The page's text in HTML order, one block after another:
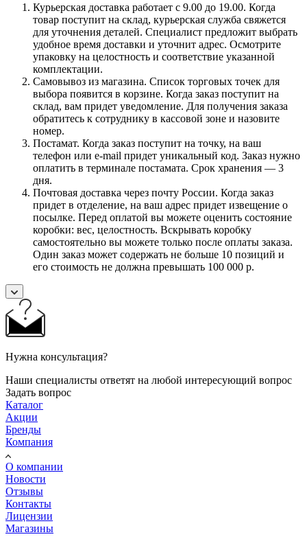
Курьерская доставка работает с 9.00 до 19.00. Когда
товар поступит на склад, курьерская служба свяжется
для уточнения деталей. Специалист предложит выбрать
удобное время доставки и уточнит адрес. Осмотрите
упаковку на целостность и соответствие указанной
комплектации.
Самовывоз из магазина. Список торговых точек для
выбора появится в корзине. Когда заказ поступит на
склад, вам придет уведомление. Для получения заказа
обратитесь к сотруднику в кассовой зоне и назовите
номер.
Постамат. Когда заказ поступит на точку, на ваш
телефон или e-mail придет уникальный код. Заказ нужно
оплатить в терминале постамата. Срок хранения — 3
дня.
Почтовая доставка через почту России. Когда заказ
придет в отделение, на ваш адрес придет извещение о
посылке. Перед оплатой вы можете оценить состояние
коробки: вес, целостность. Вскрывать коробку
самостоятельно вы можете только после оплаты заказа.
Один заказ может содержать не больше 10 позиций и
его стоимость не должна превышать 100 000 р.
Нужна консультация?
Наши специалисты ответят на любой интересующий вопрос
Задать вопрос
Каталог
Акции
Бренды
Компания
О компании
Новости
Отзывы
Контакты
Лицензии
Магазины